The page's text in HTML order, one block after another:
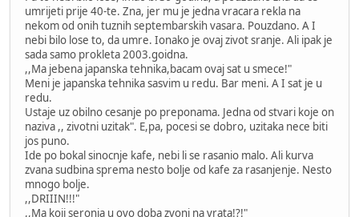
umrijeti prije 40-te. Zna, jer mu je jedna vracara rekla na
nekom od onih tuznih septembarskih vasara. Pouzdano. A I
nebi bilo lose to, da umre. Ionako je ovaj zivot sranje. Ali ipak je
sada samo prokleta 2003.goidna.
,,Ma jebena japanska tehnika,bacam ovaj sat u smece!"
Meni je japanska tehnika sasvim u redu. Bar meni. A I sat je u
redu.
Ustaje uz obilno cesanje po preponama. Jedna od stvari koje on
naziva ,, zivotni uzitak". E,pa, pocesi se dobro, uzitaka nece biti
jos puno.
Ide po bokal sinocnje kafe, nebi li se rasanio malo. Ali kurva
zvana sudbina sprema nesto bolje od kafe za rasanjenje. Nesto
mnogo bolje.
,,DRIIIN!!!"
,,Ma koji seronja u ovo doba zvoni na vrata!?!"